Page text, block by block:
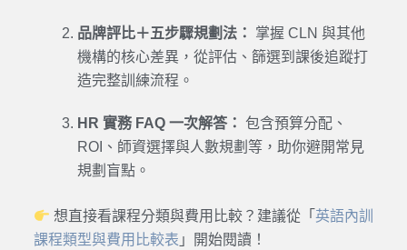
品牌評比＋五步驟規劃法：
掌握 CLN 與其他
機構的核心差異，從評估、篩選到課後追蹤打
造完整訓練流程。
HR 實務 FAQ 一次解答： 包含預算分配、
ROI、師資選擇與人數規劃等，助你避開常見
規劃盲點。
想直接看課程分類與費用比較？建議從「英語內訓
課程類型與費用比較表 」開始閱讀！